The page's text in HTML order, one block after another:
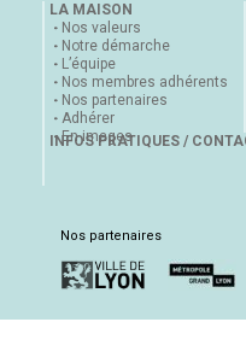
LA MAISON
Nos valeurs
Notre démarche
L’équipe
Nos membres adhérents
Nos partenaires
Adhérer
En images
INFOS PRATIQUES /
Nos partenaires